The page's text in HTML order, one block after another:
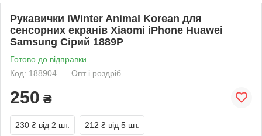
Рукавички iWinter Animal Korean для
сенсорних екранів Xiaomi iPhone Huawei
Samsung Сірий 1889P
Готово до відправки
Код: 188904
Опт і роздріб
250 ₴
230 ₴ від 2 шт. 212 ₴ від 5 шт.